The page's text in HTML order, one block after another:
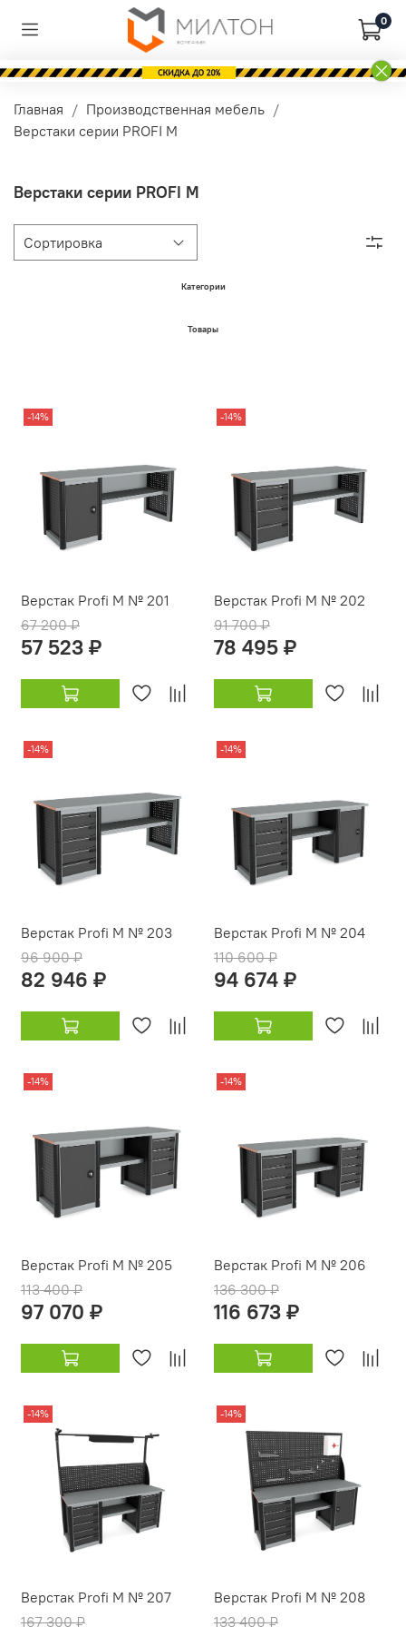
0
Главная
Производственная мебель
Верстаки серии PROFI M
Верстаки серии PROFI M
Категории
Товары
-14%
Верстак Profi M № 201
67 200 ₽
57 523 ₽
-14%
Верстак Profi M № 202
91 700 ₽
78 495 ₽
-14%
Верстак Profi M № 203
96 900 ₽
82 946 ₽
-14%
Верстак Profi M № 204
110 600 ₽
94 674 ₽
-14%
Верстак Profi M № 205
113 400 ₽
97 070 ₽
-14%
Верстак Profi M № 206
136 300 ₽
116 673 ₽
-14%
Верстак Profi M № 207
167 300 ₽
-14%
Верстак Profi M № 208
133 400 ₽